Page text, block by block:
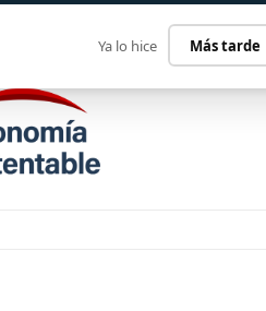
Ya lo hice Más tarde